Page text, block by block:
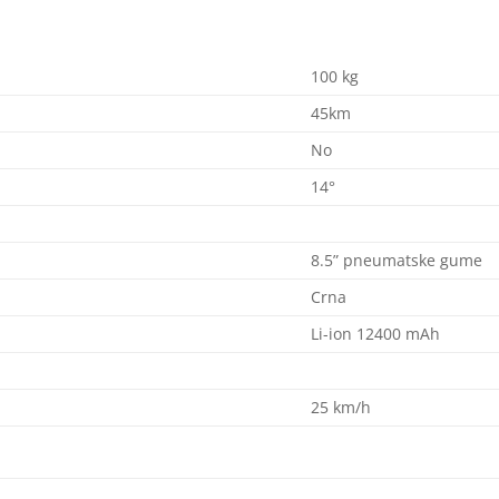
100 kg
45km
No
14°
8.5” pneumatske gume
Crna
Li-ion 12400 mAh
25 km/h